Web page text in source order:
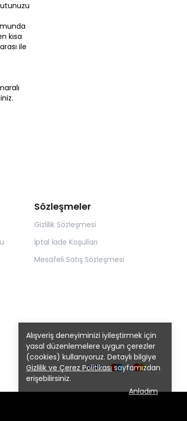
Alışveriş deneyiminizi iyileştirmek için
yasal düzenlemelere uygun çerezler
(cookies) kullanıyoruz. Detaylı bilgiye
Gizlilik ve Çerez Politikası sayfamızdan
erişebilirsiniz.
Anladım
kısa
ile
Sözleşmeler
Gizlilik Sözleşmesi
İptal İade Koşulları
Mesafeli Satış Sözleşmesi